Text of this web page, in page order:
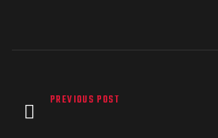
PREVIOUS POST